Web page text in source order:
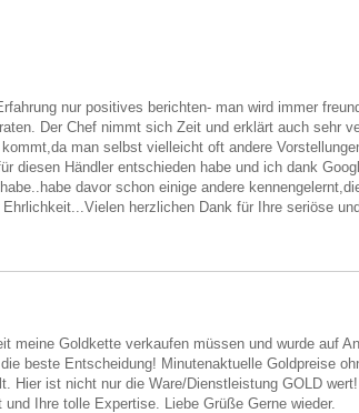
nur positives berichten- man wird immer
Der Chef nimmt sich Zeit und erklärt auch sehr
man selbst vielleicht oft andere
diesen Händler entschieden habe und ich dank
davor schon einige andere
herzlichen Dank für Ihre seriöse
meine Goldkette verkaufen müssen und wurde auf
beste Entscheidung! Minutenaktuelle Goldpreise
Hier ist nicht nur die Ware/Dienstleistung GOLD
Ihre tolle Expertise. Liebe Grüße Gerne wieder.